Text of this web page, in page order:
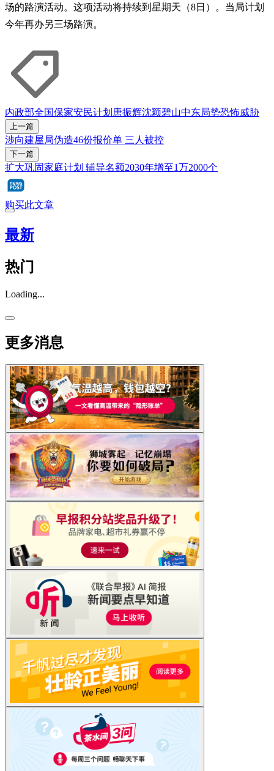
场的路演活动。这项活动将持续到星期天（8日）。当局计划
今年再办另三场路演。
内政部全国保家安民计划 唐振辉沈颖碧山中东局势恐怖威胁
上一篇
涉向建屋局伪造46份报价单 三人被控
下一篇
扩大巩固家庭计划 辅导名额2030年增至1万2000个
购买此文章
最新
热门
Loading...
更多消息